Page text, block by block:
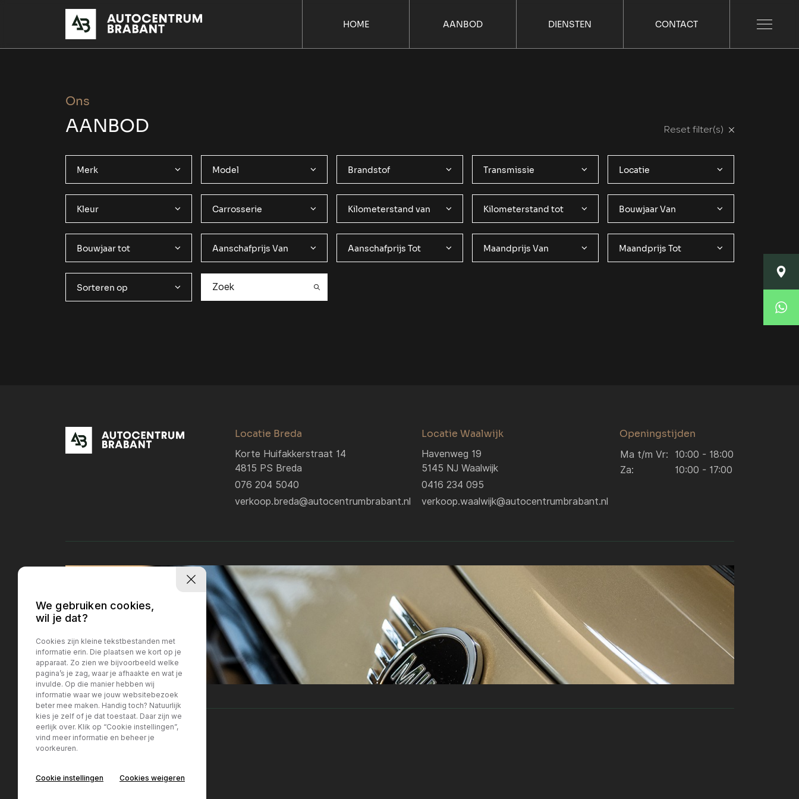
HOME AANBOD DIENSTEN CONTACT
Ons
AANBOD Reset filter(s)
Merk Model Brandstof Transmissie Locatie
Kleur Carrosserie Kilometerstand van Kilometerstand tot Bouwjaar Van
Bouwjaar tot Aanschafprijs Van Aanschafprijs Tot Maandprijs Van Maandprijs Tot
Sorteren op
Locatie Breda
Korte Huifakkerstraat 14
4815 PS Breda
076 204 5040
verkoop.breda@autocentrumbrabant.nl
Locatie Waalwijk
Havenweg 19
5145 NJ Waalwijk
0416 234 095
verkoop.waalwijk@autocentrumbrabant.nl
Openingstijden
Ma t/m Vr:
10:00 - 18:00
Za:
10:00 - 17:00
We gebruiken cookies,
wil je dat?
Cookies zijn kleine tekstbestanden met
informatie erin. Die plaatsen we kort op je
apparaat. Zo zien we bijvoorbeeld welke
pagina’s je zag, waar je afhaakte en wat je
invulde. Op die manier hebben wij
informatie waar we jouw websitebezoek
beter mee maken. Handig toch? Natuurlijk
kies je zelf of je dat toestaat. Daar zijn we
eerlijk over. Klik op “Cookie instellingen”,
vind meer informatie en beheer je
voorkeuren.
Cookie instellingen Cookies weigeren